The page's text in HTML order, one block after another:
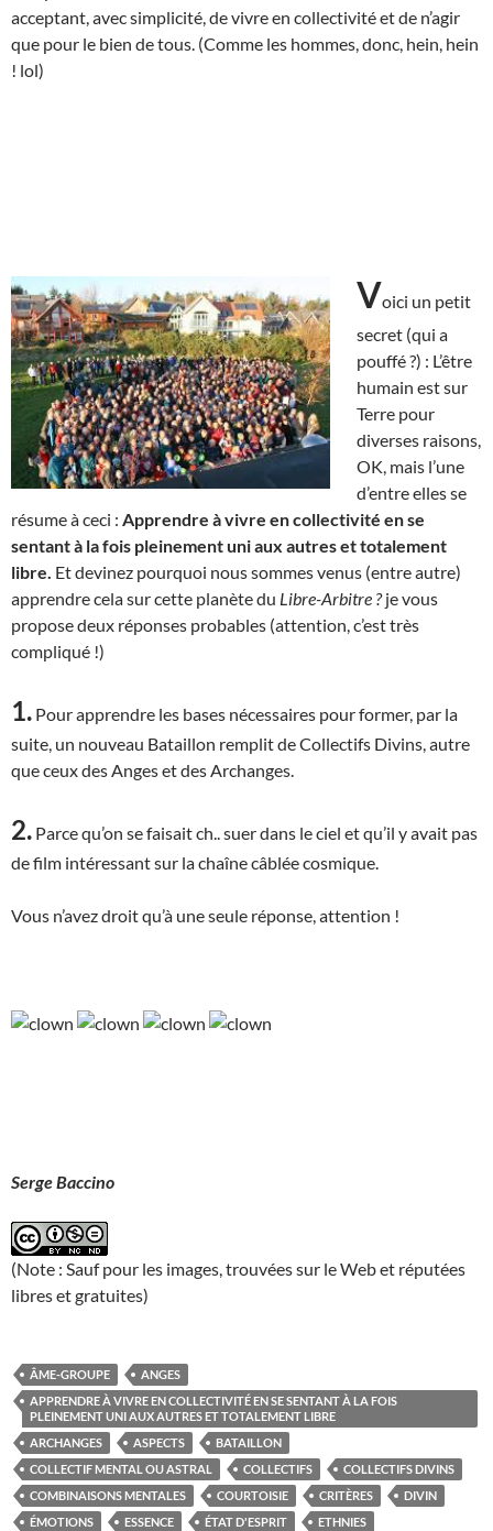
acceptant, avec simplicité, de vivre en collectivité et de n’agir
que pour le bien de tous. (Comme les hommes, donc, hein, hein
! lol)
Voici un petit
secret (qui a
pouffé ?) : L’être
humain est sur
Terre pour
diverses raisons,
OK, mais l’une
d’entre elles se
résume à ceci : Apprendre à vivre en collectivité en se
sentant à la fois pleinement uni aux autres et totalement
libre. Et devinez pourquoi nous sommes venus (entre autre)
apprendre cela sur cette planète du Libre-Arbitre ?je vous
propose deux réponses probables (attention, c’est très
compliqué !)
1. Pour apprendre les bases nécessaires pour former, par la
suite, un nouveau Bataillon remplit de Collectifs Divins, autre
que ceux des Anges et des Archanges.
2. Parce qu’on se faisait ch.. suer dans le ciel et qu’il y avait pas
de film intéressant sur la chaîne câblée cosmique.
Vous n’avez droit qu’à une seule réponse, attention !
Serge Baccino
(Note : Sauf pour les images, trouvées sur le Web et réputées
libres et gratuites)
ÂME-GROUPE
ANGES
APPRENDRE À VIVRE EN COLLECTIVITÉ EN SE SENTANT À LA FOIS
PLEINEMENT UNI AUX AUTRES ET TOTALEMENT LIBRE
ARCHANGES
ASPECTS
BATAILLON
COLLECTIF MENTAL OU ASTRAL
COLLECTIFS
COLLECTIFS DIVINS
COMBINAISONS MENTALES
COURTOISIE CRITÈRES
DIVIN
ÉMOTIONS
ESSENCE ÉTAT D'ESPRIT ETHNIES